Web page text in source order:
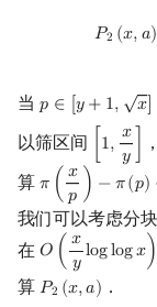
矩阵树定理
LGV 引理
最大团搜索算法
支配树
图上随机游走
𝑃2 (𝑥,𝑎)
( P2
当 𝑝 ∈ [𝑦+ 1,
√
𝑥]
p ∈ y+ 1,x]
以筛区间
1, 𝑥
𝑦
1,x y]
算 𝜋 ( 𝑥
𝑝 ) −𝜋(𝑝)
π x p) −π(p)+1
我们可以考虑分
在 𝑂 ( 𝑥
𝑦loglog𝑥)
O( x yloglogx)
算 𝑃2 (𝑥,𝑎)
P2 (x,a) ．